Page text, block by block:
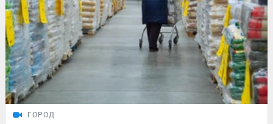
ГОРОД